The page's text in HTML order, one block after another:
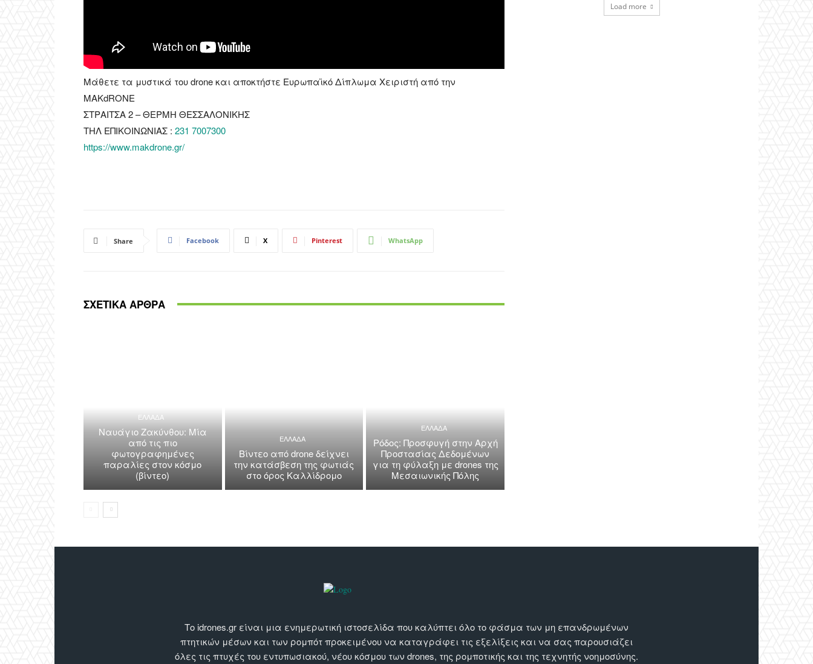
Μάθετε τα μυστικά του drone και αποκτήστε Ευρωπαϊκό Δίπλωμα Χειριστή από την
MAKdRONE
ΣΤΡΑΙΤΣΑ 2 – ΘΕΡΜΗ ΘΕΣΣΑΛΟΝΙΚΗΣ
ΤΗΛ ΕΠΙΚΟΙΝΩΝΙΑΣ : 231 7007300
https://www.makdrone.gr/
Share Facebook X Pinterest WhatsApp
ΣΧΕΤΙΚΑ ΑΡΘΡΑ
ΕΛΛΑΔΑ
Ναυάγιο Ζακύνθου: Μία
από τις πιο
φωτογραφημένες
παραλίες στον κόσμο
(βίντεο)
ΕΛΛΑΔΑ
Βίντεο από drone δείχνει
την κατάσβεση της φωτιάς
στο όρος Καλλίδρομο
ΕΛΛΑΔΑ
Ρόδος: Προσφυγή στην Αρχή
Προστασίας Δεδομένων
για τη φύλαξη με drones της
Μεσαιωνικής Πόλης
Load more
Το idrones.gr είναι μια ενημερωτική ιστοσελίδα που καλύπτει όλο το φάσμα των μη επανδρωμένων
πτητικών μέσων και των ρομπότ προκειμένου να καταγράφει τις εξελίξεις και να σας παρουσιάζει
όλες τις πτυχές του εντυπωσιακού, νέου κόσμου των drones, της ρομποτικής και της τεχνητής νοημοσύνης.